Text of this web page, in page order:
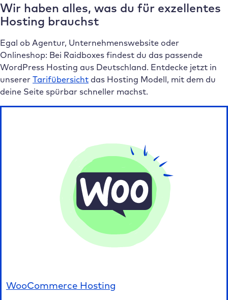
Wir haben alles, was du für exzellentes
Hosting brauchst
Egal ob Agentur, Unternehmenswebsite oder
Onlineshop: Bei Raidboxes findest du das passende
WordPress Hosting aus Deutschland. Entdecke jetzt in
unserer Tarifübersicht das Hosting Modell, mit dem du
deine Seite spürbar schneller machst.
WooCommerce Hosting